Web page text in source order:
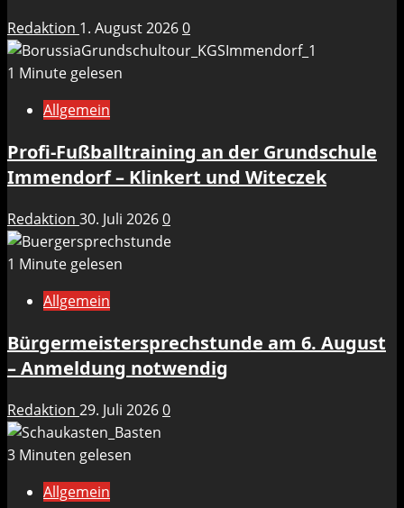
Redaktion 1. August 20260
1 Minute gelesen
Allgemein
Profi-Fußballtraining an der Grundschule
Immendorf – Klinkert und Witeczek
Redaktion 30. Juli 20260
1 Minute gelesen
Allgemein
Bürgermeistersprechstunde am 6. August
– Anmeldung notwendig
Redaktion 29. Juli 20260
3 Minuten gelesen
Allgemein